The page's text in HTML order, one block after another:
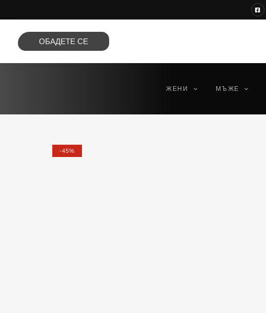
ОБАДЕТЕ СЕ
ЖЕНИ МЪЖЕ
-45%